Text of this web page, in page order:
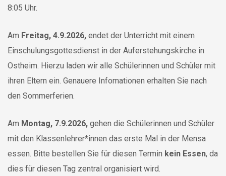
8:05 Uhr.
Am Freitag, 4.9.2026, endet der Unterricht mit einem
Einschulungsgottesdienst in der Auferstehungskirche in
Ostheim. Hierzu laden wir alle Schülerinnen und Schüler mit
ihren Eltern ein. Genauere Infomationen erhalten Sie nach
den Sommerferien.
Am Montag, 7.9.2026, gehen die Schülerinnen und Schüler
mit den Klassenlehrer*innen das erste Mal in der Mensa
essen. Bitte bestellen Sie für diesen Termin kein Essen, da
dies für diesen Tag zentral organisiert wird.